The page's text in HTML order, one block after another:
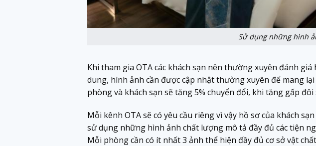
Sử dụng những hình
Khi tham gia OTA các khách sạn nên thường xuyên đánh
dung, hình ảnh cần được cập nhật thường xuyên để mang
phòng và khách sạn sẽ tăng 5% chuyển đổi, khi tăng gấp
Mỗi kênh OTA sẽ có yêu cầu riêng vì vậy hồ sơ của khách
sử dụng những hình ảnh chất lượng mô tả đầy đủ các tiện
Mỗi phòng cần có ít nhất 3 ảnh thể hiện đầy đủ cơ sở vật